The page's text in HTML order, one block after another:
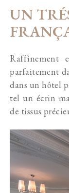
UN
Raffinement
parfaitement
dans un hôtel
tel un écrin
de tissus